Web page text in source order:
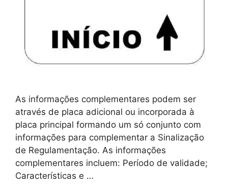
As informações complementares podem ser
através de placa adicional ou incorporada à
placa principal formando um só conjunto com
informações para complementar a Sinalização
de Regulamentação. As informações
complementares incluem: Período de validade;
Características e …